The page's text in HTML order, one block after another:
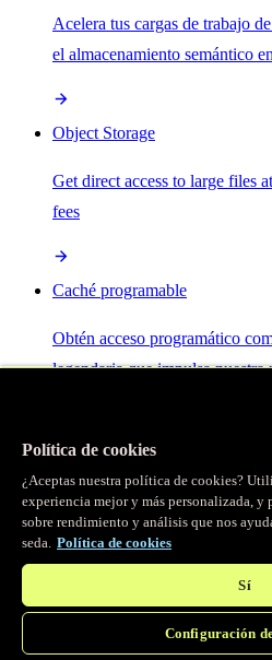
Acelera tus cargas de trabajo
el almacenamiento semántico
Object Storage
Get direct access to large files
fees
Caché programable
Obtén acceso programático
legendaria que impulsa
Servidor MCP
Control por IA para tus
Política de cookies
¿Aceptas nuestra política de cookies?
experiencia mejor y más personalizada, y
sobre rendimiento y análisis que nos
seda. Política de cookies
Sí
Configuración